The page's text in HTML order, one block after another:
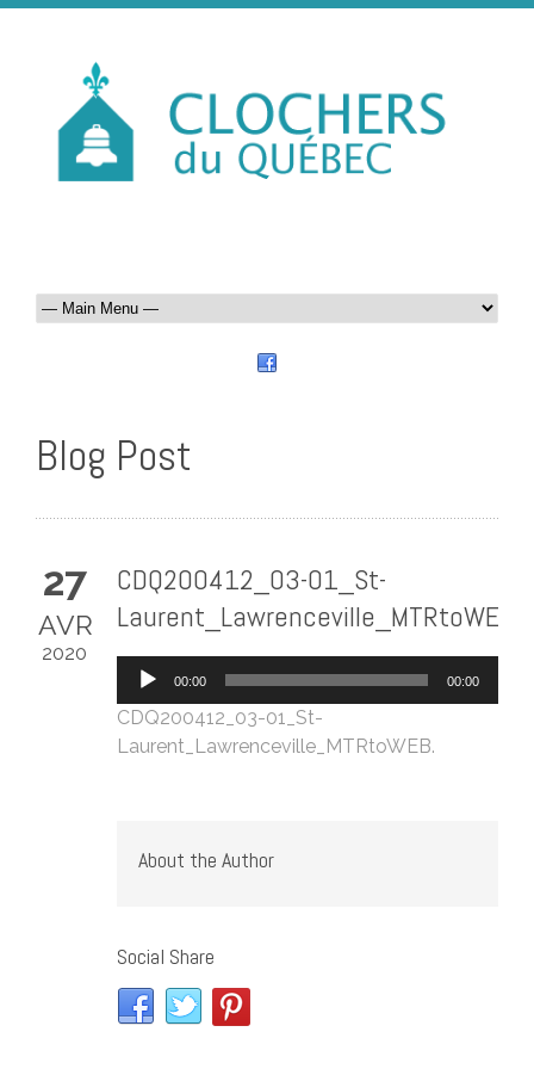
Blog Post
27
AVR
2020
CDQ200412_03-01_St-
Laurent_Lawrenceville_MTRtoWEB
Lecteur
00:00 00:00
CDQ200412_03-01_St-
Laurent_Lawrenceville_MTRtoWEB.
About the Author
Social Share